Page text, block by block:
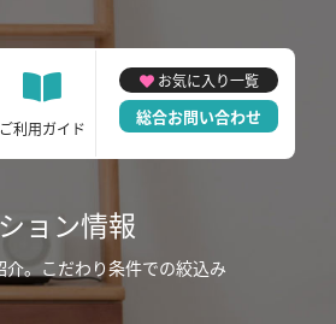
ご利用ガイド
お気に入り一覧
総合お問い合わせ
ョン情報
。こだわり条件での絞込み